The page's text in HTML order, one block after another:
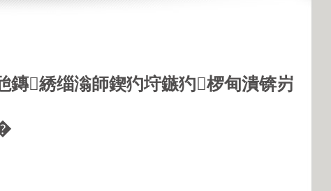
鏄綉缁滃師鍥犳垨鏃犳椤甸潰锛岃